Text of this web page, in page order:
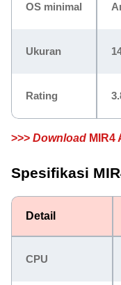
OS minimal
Ukuran
Rating
>>> Download MIR4
Spesifikasi
Detail
CPU